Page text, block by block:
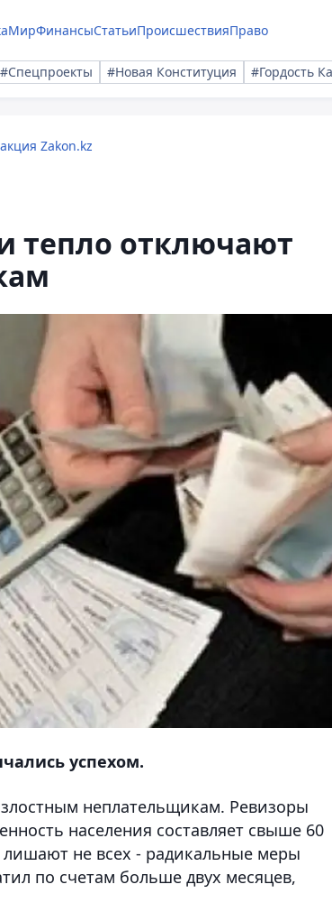
МирФинансыСтатьиПроисшествияПраво
#Спецпроекты #Новая Конституция #Гордость
Zakon.kz
тепло отключают
успехом.
неплательщикам. Ревизоры
населения составляет свыше 60
не всех - радикальные меры
по счетам больше двух месяцев,